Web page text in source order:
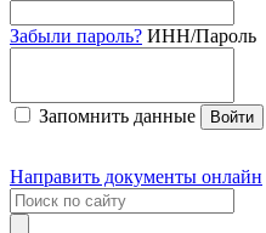
Забыли пароль? ИНН/Пароль
Запомнить данные Войти
Направить документы онлайн